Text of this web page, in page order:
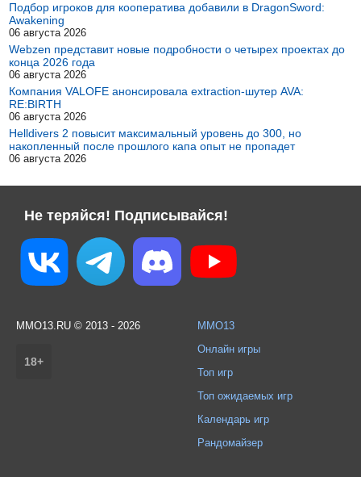
Подбор игроков для кооператива добавили в DragonSword:
Awakening
06 августа 2026
Webzen представит новые подробности о четырех проектах до
конца 2026 года
06 августа 2026
Компания VALOFE анонсировала extraction-шутер AVA:
RE:BIRTH
06 августа 2026
Helldivers 2 повысит максимальный уровень до 300, но
накопленный после прошлого капа опыт не пропадет
06 августа 2026
Не теряйся! Подписывайся!
MMO13.RU © 2013 - 2026
18+
MMO13
Онлайн игры
Топ игр
Топ ожидаемых игр
Календарь игр
Рандомайзер